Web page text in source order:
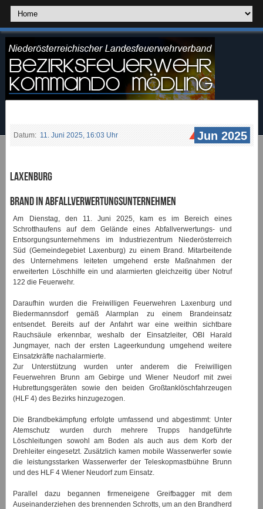
Datum: 11. Juni 2025, 16:03 Uhr Jun 2025
Laxenburg
Brand in Abfallverwertungsunternehmen
Am Dienstag, den 11. Juni 2025, kam es im Bereich eines
Schrotthaufens auf dem Gelände eines Abfallverwertungs- und
Entsorgungsunternehmens im Industriezentrum Niederösterreich
Süd (Gemeindegebiet Laxenburg) zu einem Brand. Mitarbeitende
des Unternehmens leiteten umgehend erste Maßnahmen der
erweiterten Löschhilfe ein und alarmierten gleichzeitig über Notruf
122 die Feuerwehr.
Daraufhin wurden die Freiwilligen Feuerwehren Laxenburg und
Biedermannsdorf gemäß Alarmplan zu einem Brandeinsatz
entsendet. Bereits auf der Anfahrt war eine weithin sichtbare
Rauchsäule erkennbar, weshalb der Einsatzleiter, OBI Harald
Jungmayer, nach der ersten Lageerkundung umgehend weitere
Einsatzkräfte nachalarmierte.
Zur Unterstützung wurden unter anderem die Freiwilligen
Feuerwehren Brunn am Gebirge und Wiener Neudorf mit zwei
Hubrettungsgeräten sowie den beiden Großtanklöschfahrzeugen
(HLF 4) des Bezirks hinzugezogen.
Die Brandbekämpfung erfolgte umfassend und abgestimmt: Unter
Atemschutz wurden durch mehrere Trupps handgeführte
Löschleitungen sowohl am Boden als auch aus dem Korb der
Drehleiter eingesetzt. Zusätzlich kamen mobile Wasserwerfer sowie
die leistungsstarken Wasserwerfer der Teleskopmastbühne Brunn
und des HLF 4 Wiener Neudorf zum Einsatz.
Parallel dazu begannen firmeneigene Greifbagger mit dem
Auseinanderziehen des brennenden Schrotts, um an den Brandherd